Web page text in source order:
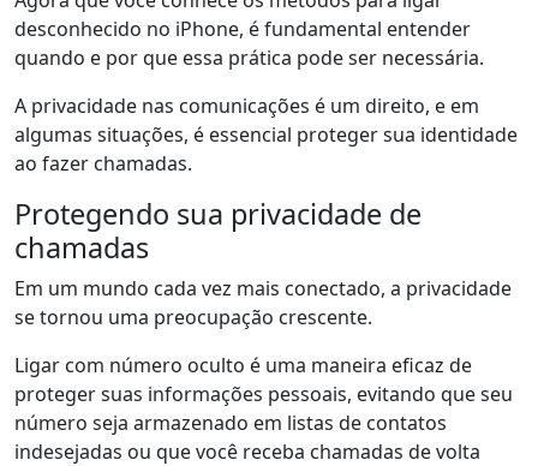
desconhecido no iPhone, é fundamental entender
quando e por que essa prática pode ser necessária.
A privacidade nas comunicações é um direito, e em
algumas situações, é essencial proteger sua identidade
ao fazer chamadas.
Protegendo sua privacidade de
chamadas
Em um mundo cada vez mais conectado, a privacidade
se tornou uma preocupação crescente.
Ligar com número oculto é uma maneira eficaz de
proteger suas informações pessoais, evitando que seu
número seja armazenado em listas de contatos
indesejadas ou que você receba chamadas de volta